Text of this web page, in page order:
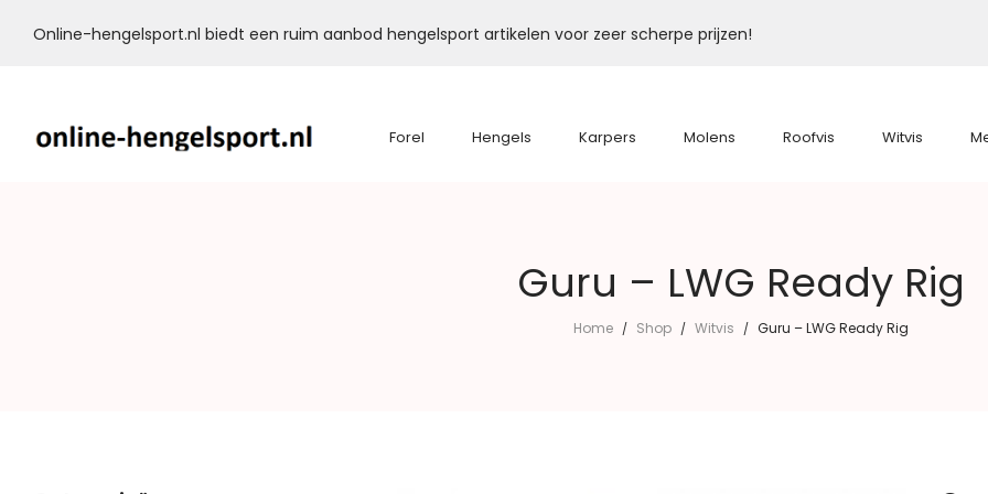
Online-hengelsport.nl biedt een ruim aanbod hengelsport artikelen voor zeer scherpe prijzen!
Forel Hengels Karpers Molens Roofvis Witvis
Guru – LWG Ready Rig
Home / Shop / Witvis / Guru – LWG Ready Rig